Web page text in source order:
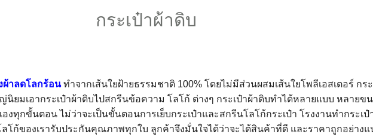
กระเป๋าผ้าดิบ
ผ้าลดโลกร้อนทำจากเส้นใยฝ้ายธรรมชาติ 100% โดยไม่มีส่วนผสมเส้นใยโพลีเอสเตอร์ ก
มเอากระเป๋าผ้าดิบไปสกรีนข้อความ โลโก้ ต่างๆ กระเป๋าผ้าดิบทำได้หลายแบบ หลาย
งทุกขั้นตอน ไม่ว่าจะเป็นขั้นตอนการเย็บกระเป๋าและสกรีนโลโก้กระเป๋า โรงงานทำกระ
โก้ของเรารับประกันคุณภาพทุกใบ ลูกค้าจึงมั่นใจได้ว่าจะได้สินค้าที่ดี และราคาถูกอย่าง